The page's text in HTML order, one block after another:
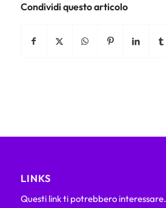
Condividi questo articolo
LINKS
Questi link ti potrebbero interessare.